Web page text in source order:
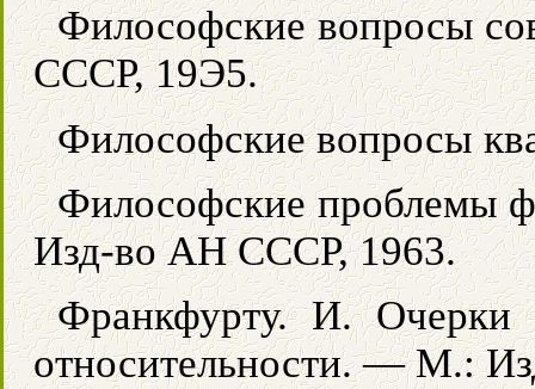
Философские вопросы
СССР, 19Э5.
Философские вопросы
Философские проблемы
Изд-во АН СССР, 1963.
Франкфурту. И. Очерки
относительности. — М.: